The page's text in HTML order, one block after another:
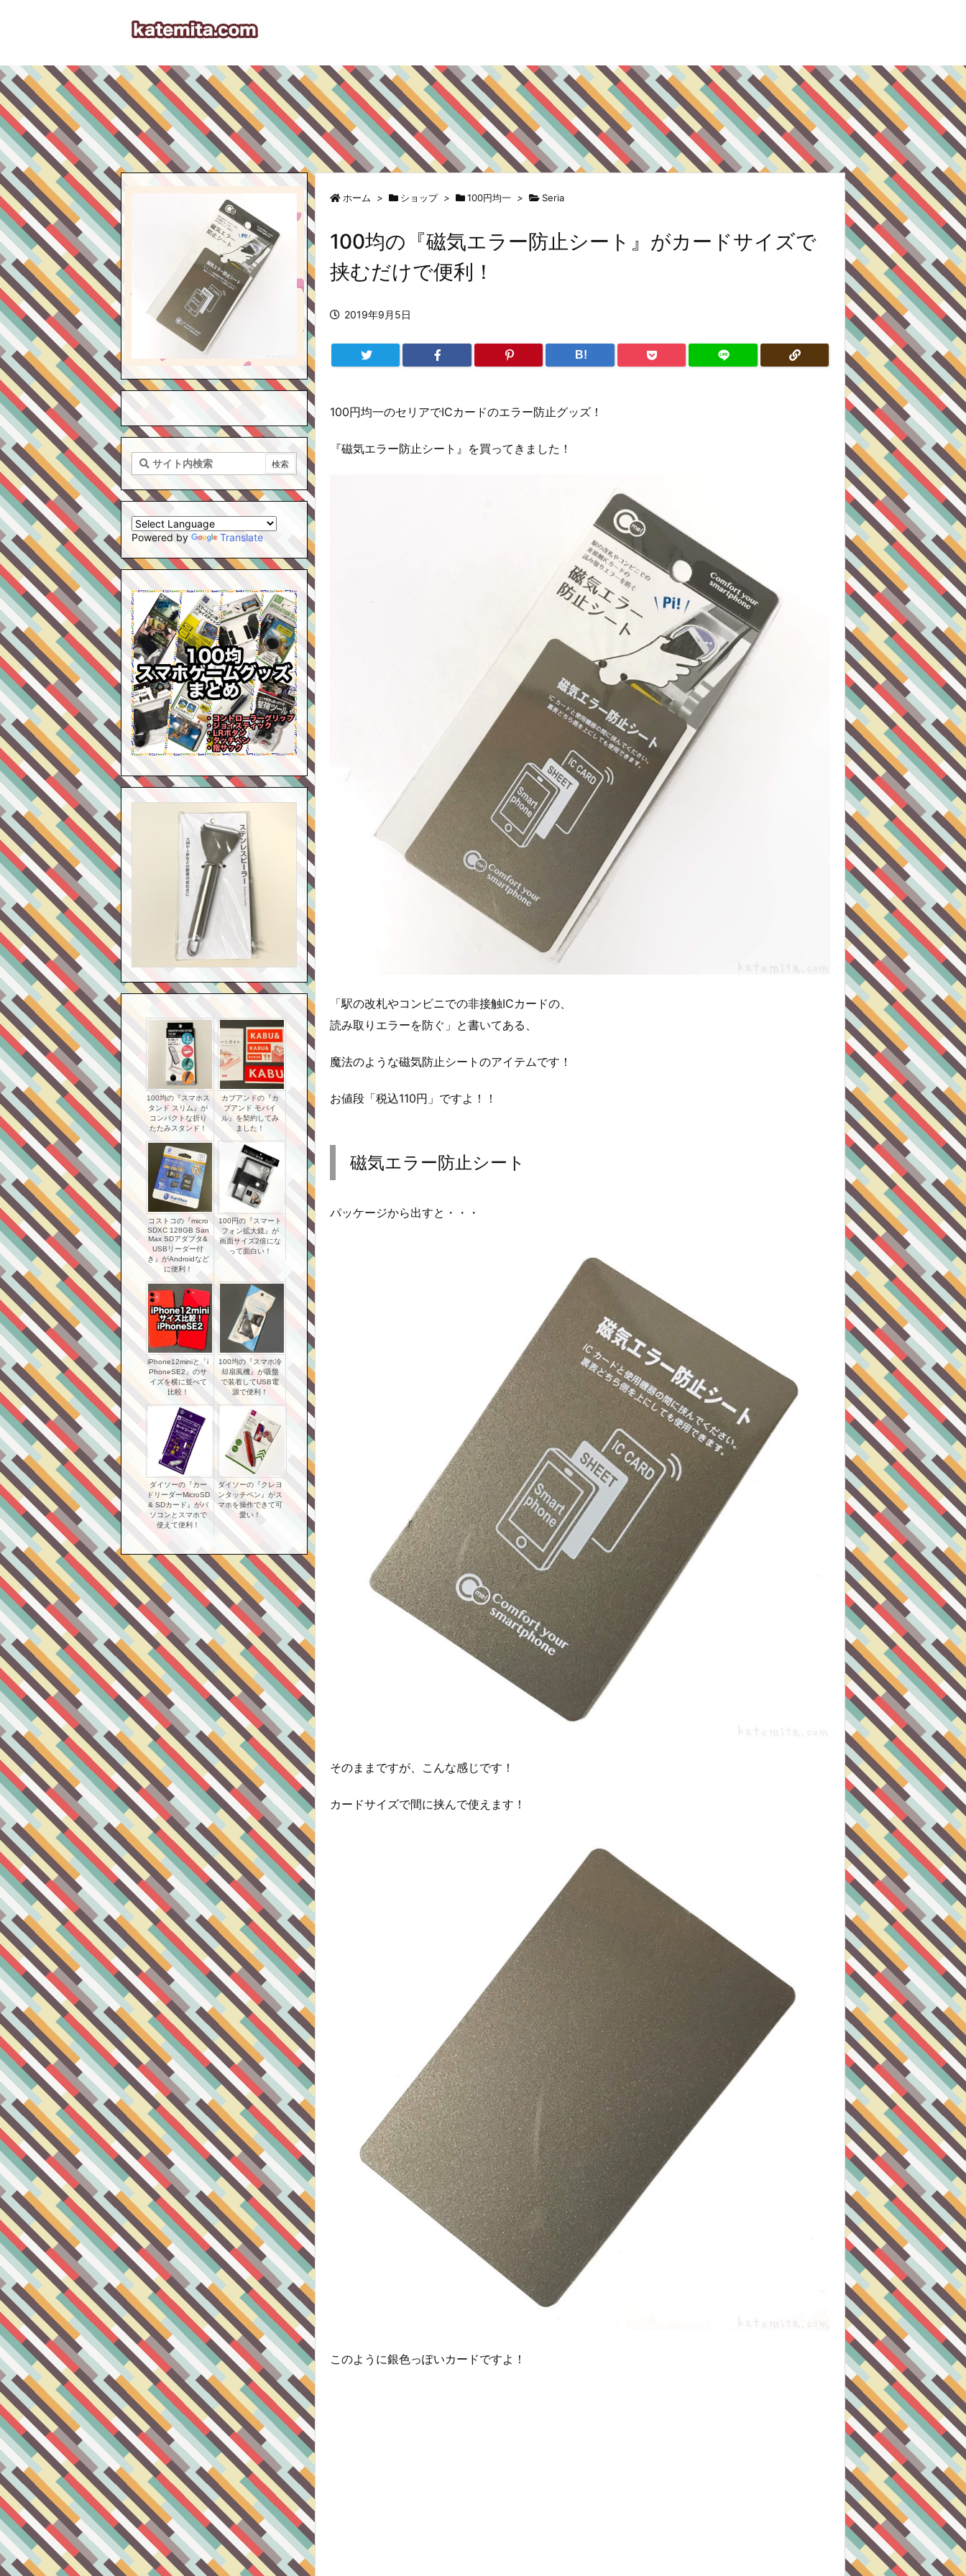
ホーム > ショップ > 100円均一 > Seria
100均の『磁気エラー防止シート』がカードサイズで
挟むだけで便利！
2019年9月5日
B!
100円均一のセリアでICカードのエラー防止グッズ！
『磁気エラー防止シート』を買ってきました！
「駅の改札やコンビニでの非接触ICカードの、
読み取りエラーを防ぐ」と書いてある、
魔法のような磁気防止シートのアイテムです！
お値段「税込110円」ですよ！！
磁気エラー防止シート
パッケージから出すと・・・
そのままですが、こんな感じです！
カードサイズで間に挟んで使えます！
このように銀色っぽいカードですよ！
Powered by Translate
100均の『スマホス
タンド スリム』が
コンパクトな折り
たたみスタンド！
カブアンドの『カ
ブアンド モバイ
ル』を契約してみ
ました！
コストコの『micro
SDXC 128GB San
Max SDアダプタ&
USBリーダー付
き』がAndroidなど
に便利！
100円の『スマート
フォン拡大鏡』が
画面サイズ2倍にな
って面白い！
iPhone12miniと「i
PhoneSE2」のサ
イズを横に並べて
比較！
100均の『スマホ冷
却扇風機』が吸盤
で装着してUSB電
源で便利！
ダイソーの『カー
ドリーダーMicroSD
& SDカード』がパ
ソコンとスマホで
使えて便利！
ダイソーの『クレヨ
ンタッチペン』がス
マホを操作できて可
愛い！